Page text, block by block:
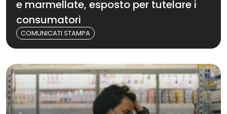
e marmellate, esposto per tutelare i
consumatori
COMUNICATI STAMPA